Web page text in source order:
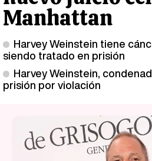
Manhattan
Harvey Weinstein tiene
siendo tratado en prisión
Harvey Weinstein,
prisión por violación